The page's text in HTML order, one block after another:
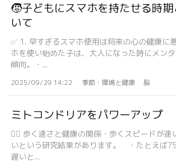
🧒子どもにスマホを持たせる時
いて
✅ 1. 早すぎるスマホ使用は将来の心の健康に
ホを使い始めた子は、大人になった時にメン
傾向。・...
2025/09/29 14:22 季節・環境と健康 脳
ミトコンドリアをパワーアップ
🏃‍♂️ 歩く速さと健康の関係・歩くスピードが
いという研究結果があります。 ・たとえば
遅いと...